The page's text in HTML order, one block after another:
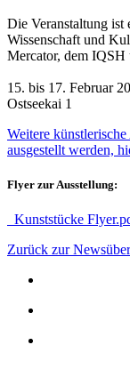
Die Veranstaltung
Wissenschaft und
Mercator, dem IQSH
15. bis 17. Februar
Ostseekai 1
Weitere
ausgestellt werden,
Flyer zur Ausstellung:
Kunststücke
Zurück zur